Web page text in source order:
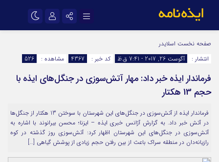
اینستاگرام
سروش
ایتا
آپارات
اپلیکیشن رمز عبور
مرا به خاطر بسپار
صفحه نخست اسلایدر
انتشار :
آگوست 26, 2017 - 7:41 ق.ظ کد خبر : 4367 مشاهده : 526
فرماندار ایذه خبر داد: مهار آتش‌سوزی در جنگل‌های ایذه با
حجم 13 هکتار
فرماندار ایذه از آتش‌سوزی در جنگل‌های این شهرستان با سوختن 13 هکتار از جنگل‌ها
در آتش خبر داد. به گزارش آژانس خبری ایذه – ایزنا؛ محسن بیرانوند با اشاره به
آتش‌سوزی در جنگل‌های این شهرستان اظهار کرد: آتش‌سوزی روز گذشته در کوه
رازیانه‌دان در منطقه سراک باعث از بین رفتن حجم زیادی از پوشش گیاهی […]